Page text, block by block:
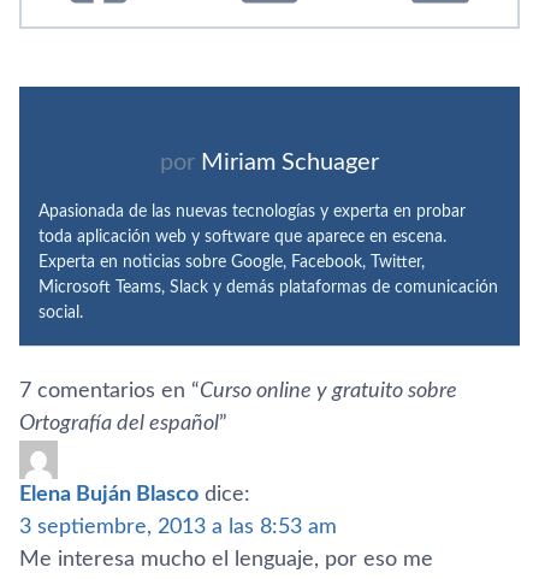
por Miriam Schuager
Apasionada de las nuevas tecnologías y experta en probar
toda aplicación web y software que aparece en escena.
Experta en noticias sobre Google, Facebook, Twitter,
Microsoft Teams, Slack y demás plataformas de comunicación
social.
7 comentarios en “Curso online y gratuito sobre
Ortografí­a del español”
Elena Buján Blasco dice:
3 septiembre, 2013 a las 8:53 am
Me interesa mucho el lenguaje, por eso me